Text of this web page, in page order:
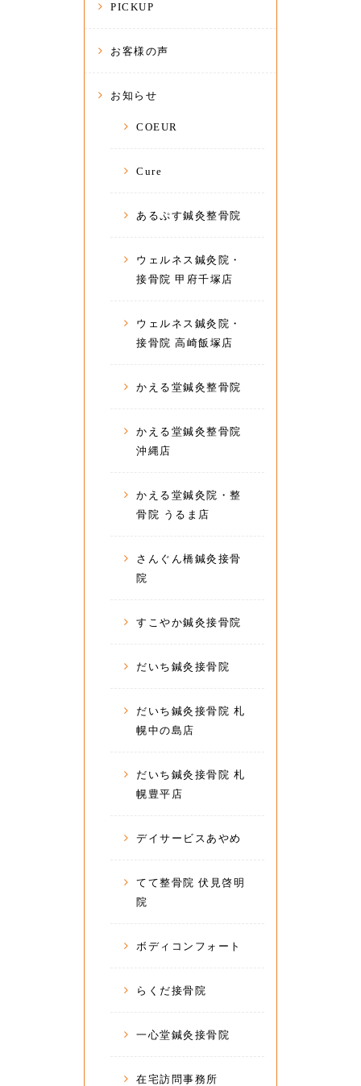
PICKUP
お客様の声
お知らせ
COEUR
Cure
あるぷす鍼灸整骨院
ウェルネス鍼灸院・
接骨院 甲府千塚店
ウェルネス鍼灸院・
接骨院 高崎飯塚店
かえる堂鍼灸整骨院
かえる堂鍼灸整骨院
沖縄店
かえる堂鍼灸院・整
骨院 うるま店
さんぐん橋鍼灸接骨
院
すこやか鍼灸接骨院
だいち鍼灸接骨院
だいち鍼灸接骨院 札
幌中の島店
だいち鍼灸接骨院 札
幌豊平店
デイサービスあやめ
てて整骨院 伏見啓明
院
ボディコンフォート
らくだ接骨院
一心堂鍼灸接骨院
在宅訪問事務所